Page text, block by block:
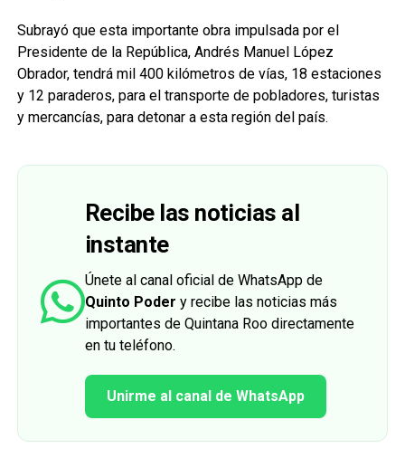
Subrayó que esta importante obra impulsada por el
Presidente de la República, Andrés Manuel López
Obrador, tendrá mil 400 kilómetros de vías, 18 estaciones
y 12 paraderos, para el transporte de pobladores, turistas
y mercancías, para detonar a esta región del país.
Recibe las noticias al
instante
Únete al canal oficial de WhatsApp de
Quinto Poder y recibe las noticias más
importantes de Quintana Roo directamente
en tu teléfono.
Unirme al canal de WhatsApp